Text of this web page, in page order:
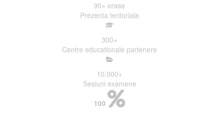
90+ orase
Prezenta teritoriala
300+
Centre educationale partenere
10.000+
Sesiuni examene
100